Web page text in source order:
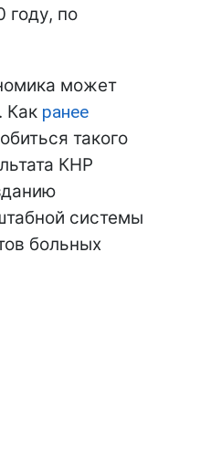
году, по
может
Как ранее
такого
КНР
системы
больных